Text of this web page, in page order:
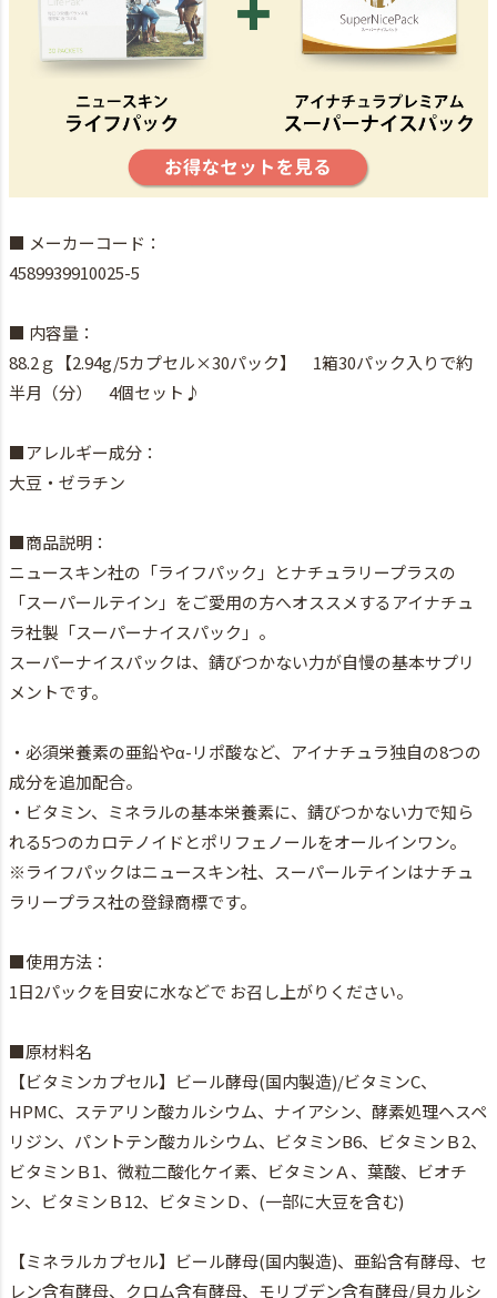
■ メーカーコード：
4589939910025-5
■ 内容量：
88.2ｇ【2.94g/5カプセル×30パック】 1箱30パック入りで約
半月（分） 4個セット♪
■アレルギー成分：
大豆・ゼラチン
■商品説明：
ニュースキン社の「ライフパック」とナチュラリープラスの
「スーパールテイン」をご愛用の方へオススメするアイナチュ
ラ社製「スーパーナイスパック」。
スーパーナイスパックは、錆びつかない力が自慢の基本サプリ
メントです。
・必須栄養素の亜鉛やα-リポ酸など、アイナチュラ独自の8つの
成分を追加配合。
・ビタミン、ミネラルの基本栄養素に、錆びつかない力で知ら
れる5つのカロテノイドとポリフェノールをオールインワン。
※ライフパックはニュースキン社、スーパールテインはナチュ
ラリープラス社の登録商標です。
■使用方法：
1日2パックを目安に水などで お召し上がりください。
■原材料名
【ビタミンカプセル】ビール酵母(国内製造)/ビタミンC、
HPMC、ステアリン酸カルシウム、ナイアシン、酵素処理ヘスペ
リジン、パントテン酸カルシウム、ビタミンB6、ビタミンＢ2、
ビタミンＢ1、微粒二酸化ケイ素、ビタミンＡ、葉酸、ビオチ
ン、ビタミンＢ12、ビタミンＤ、(一部に大豆を含む)
【ミネラルカプセル】ビール酵母(国内製造)、亜鉛含有酵母、セ
レン含有酵母、クロム含有酵母、モリブデン含有酵母/貝カルシ